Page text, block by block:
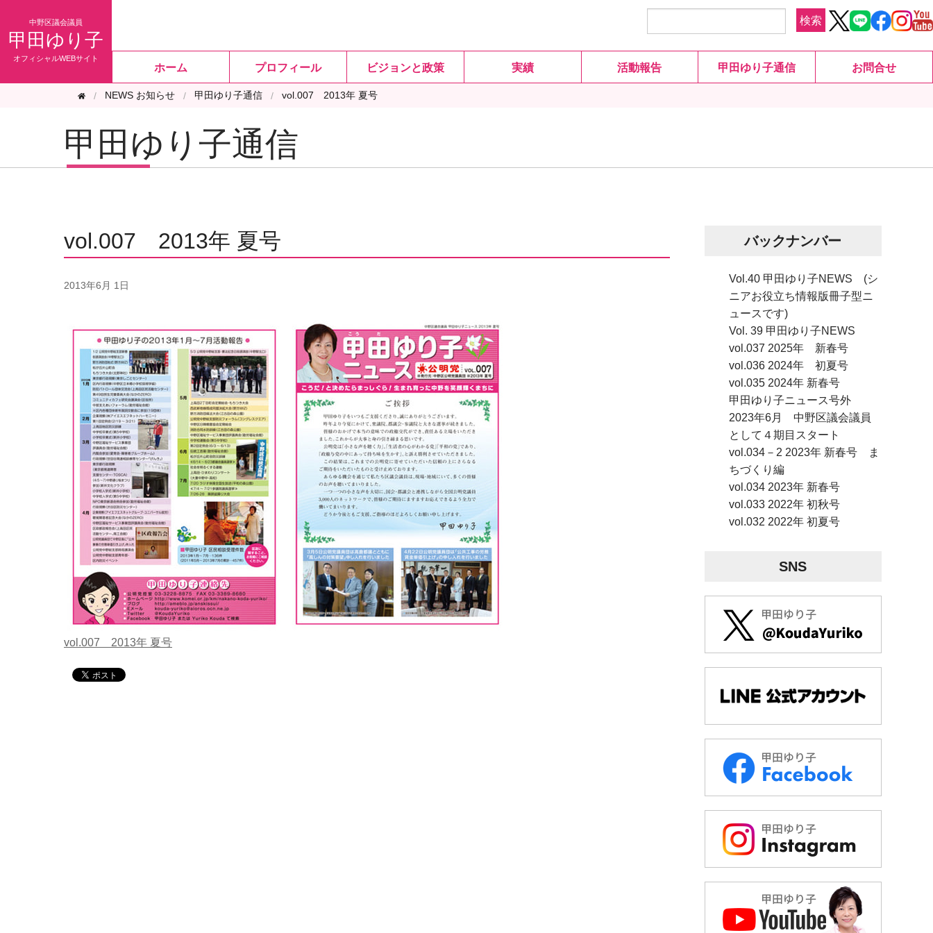
甲田ゆり子
検索
ホーム プロフィール ビジョンと政策 実績 活動報告 甲田ゆり子通信 お問合せ
NEWS お知らせ 甲田ゆり子通信 vol.007 2013年 夏号
甲田ゆり子通信
vol.007 2013年 夏号
2013年6月 1日
vol.007 2013年 夏号
バックナンバー
Vol.40 甲田ゆり子NEWS (シ
ニアお役立ち情報版冊子型ニ
ュースです)
Vol. 39 甲田ゆり子NEWS
vol.037 2025年 新春号
vol.036 2024年 初夏号
vol.035 2024年 新春号
甲田ゆり子ニュース号外
2023年6月 中野区議会議員
として４期目スタート
vol.034－2 2023年 新春号 ま
ちづくり編
vol.034 2023年 新春号
vol.033 2022年 初秋号
vol.032 2022年 初夏号
SNS